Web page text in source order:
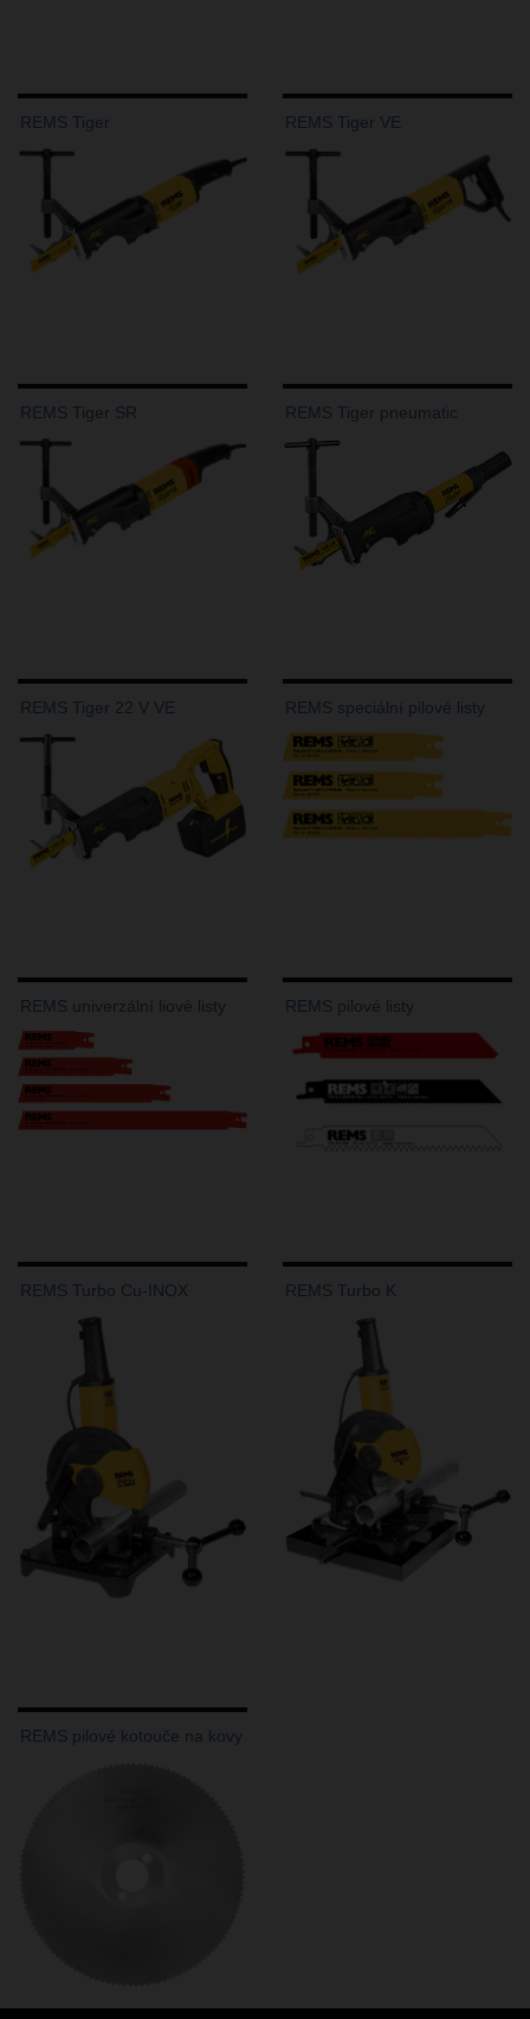
REMS Tiger REMS Tiger VE
REMS Tiger SR REMS Tiger pneumatic
REMS Tiger 22 V VE REMS speciální pilové listy
REMS univerzální liové listy REMS pilové listy
REMS Turbo Cu-INOX REMS Turbo K
REMS pilové kotouče na kovy